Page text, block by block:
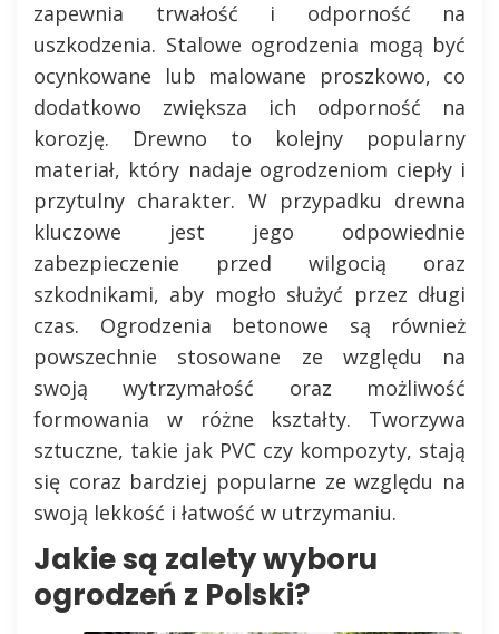
zapewnia trwałość i odporność na
uszkodzenia. Stalowe ogrodzenia mogą być
ocynkowane lub malowane proszkowo, co
dodatkowo zwiększa ich odporność na
korozję. Drewno to kolejny popularny
materiał, który nadaje ogrodzeniom ciepły i
przytulny charakter. W przypadku drewna
kluczowe jest jego odpowiednie
zabezpieczenie przed wilgocią oraz
szkodnikami, aby mogło służyć przez długi
czas. Ogrodzenia betonowe są również
powszechnie stosowane ze względu na
swoją wytrzymałość oraz możliwość
formowania w różne kształty. Tworzywa
sztuczne, takie jak PVC czy kompozyty, stają
się coraz bardziej popularne ze względu na
swoją lekkość i łatwość w utrzymaniu.
Jakie są zalety wyboru
ogrodzeń z Polski?